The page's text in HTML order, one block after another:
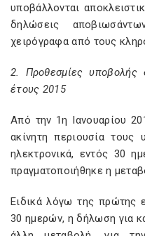
υποβάλλονται
δηλώσεις
χειρόγραφα από τους
2. Προθεσμίες υποβολής
έτους 2015
Από την 1η Ιανουαρίου
ακίνητη περιουσία τους
ηλεκτρονικά, εντός 30
πραγματοποιήθηκε η
Ειδικά λόγω της πρώτης
30 ημερών, η δήλωση για